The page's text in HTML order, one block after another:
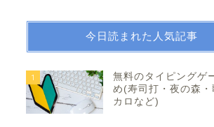
今日読まれた人気記事
1
無料のタイピングゲ
め(寿司打・夜の森・
カロなど)